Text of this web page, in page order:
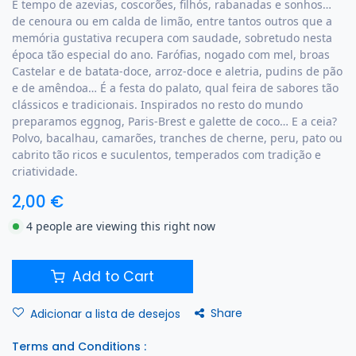
É tempo de azevias, coscorões, filhós, rabanadas e sonhos…
de cenoura ou em calda de limão, entre tantos outros que a
memória gustativa recupera com saudade, sobretudo nesta
época tão especial do ano. Farófias, nogado com mel, broas
Castelar e de batata-doce, arroz-doce e aletria, pudins de pão
e de amêndoa… É a festa do palato, qual feira de sabores tão
clássicos e tradicionais. Inspirados no resto do mundo
preparamos eggnog, Paris-Brest e galette de coco… E a ceia?
Polvo, bacalhau, camarões, tranches de cherne, peru, pato ou
cabrito tão ricos e suculentos, temperados com tradição e
criatividade.
2,00 €
4 people are viewing this right now
Add to Cart
Adicionar a lista de desejos Share
Terms and Conditions :